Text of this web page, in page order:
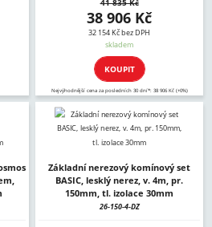
41 835 Kč
38 906 Kč
32 154 Kč bez DPH
skladem
KOUPIT
Nejvýhodnější cena za posledních 30 dní*: 38 906 Kč (+0%)
Základní nerezový komínový set
BASIC, lesklý nerez, v. 4m, pr.
150mm, tl. izolace 30mm
26-150-4-DZ